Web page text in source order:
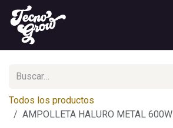
Ir al contenido
Todos los productos
AMPOLLETA HALURO METAL 600W